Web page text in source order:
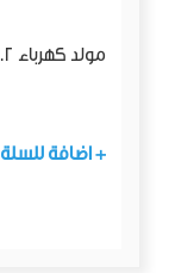
مولد كهرباء 2.2 كيلوواط Fireman
+ اضافة للسلة